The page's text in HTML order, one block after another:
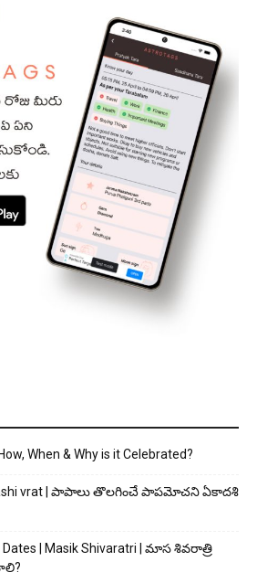
When & Why is it Celebrated?
vrat | పాపాలు తొలగించే పాపమోచని ఏకాదశి
Dates | Masik Shivaratri | మాస శివరాత్రి